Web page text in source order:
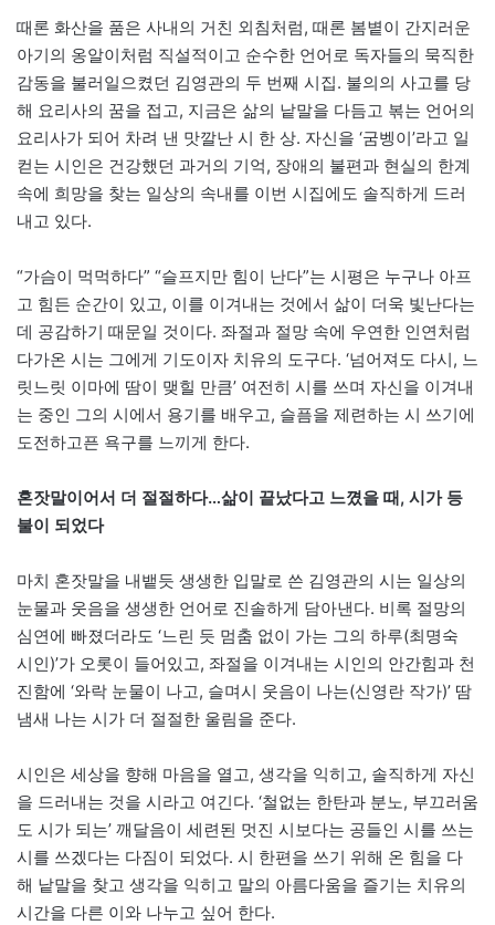
때론 화산을 품은 사내의 거친 외침처럼, 때론 봄볕이 간지러운
아기의 옹알이처럼 직설적이고 순수한 언어로 독자들의 묵직한
감동을 불러일으켰던 김영관의 두 번째 시집. 불의의 사고를 당
해 요리사의 꿈을 접고, 지금은 삶의 낱말을 다듬고 볶는 언어의
요리사가 되어 차려 낸 맛깔난 시 한 상. 자신을 ‘굼벵이’라고 일
컫는 시인은 건강했던 과거의 기억, 장애의 불편과 현실의 한계
속에 희망을 찾는 일상의 속내를 이번 시집에도 솔직하게 드러
내고 있다.
“가슴이 먹먹하다” “슬프지만 힘이 난다”는 시평은 누구나 아프
고 힘든 순간이 있고, 이를 이겨내는 것에서 삶이 더욱 빛난다는
데 공감하기 때문일 것이다. 좌절과 절망 속에 우연한 인연처럼
다가온 시는 그에게 기도이자 치유의 도구다. ‘넘어져도 다시, 느
릿느릿 이마에 땀이 맺힐 만큼’ 여전히 시를 쓰며 자신을 이겨내
는 중인 그의 시에서 용기를 배우고, 슬픔을 제련하는 시 쓰기에
도전하고픈 욕구를 느끼게 한다.
혼잣말이어서 더 절절하다…삶이 끝났다고 느꼈을 때, 시가 등
불이 되었다
마치 혼잣말을 내뱉듯 생생한 입말로 쓴 김영관의 시는 일상의
눈물과 웃음을 생생한 언어로 진솔하게 담아낸다. 비록 절망의
심연에 빠졌더라도 ‘느린 듯 멈춤 없이 가는 그의 하루(최명숙
시인)’가 오롯이 들어있고, 좌절을 이겨내는 시인의 안간힘과 천
진함에 ‘와락 눈물이 나고, 슬며시 웃음이 나는(신영란 작가)’ 땀
냄새 나는 시가 더 절절한 울림을 준다.
시인은 세상을 향해 마음을 열고, 생각을 익히고, 솔직하게 자신
을 드러내는 것을 시라고 여긴다. ‘철없는 한탄과 분노, 부끄러움
도 시가 되는’ 깨달음이 세련된 멋진 시보다는 공들인 시를 쓰는
시를 쓰겠다는 다짐이 되었다. 시 한편을 쓰기 위해 온 힘을 다
해 낱말을 찾고 생각을 익히고 말의 아름다움을 즐기는 치유의
시간을 다른 이와 나누고 싶어 한다.